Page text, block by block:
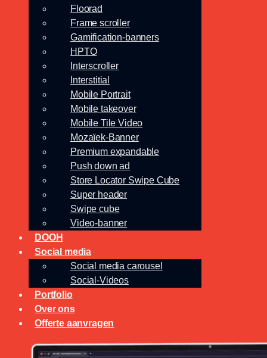
Floorad
Frame scroller
Gamification-banners
HPTO
Interscroller
Interstitial
Mobile Portrait
Mobile takeover
Mobile Tile Video
Mozaïek-Banner
Premium expandable
Push down ad
Store Locator Swipe Cube
Super header
Swipe cube
Video-banner
DOOH
Social media
Social media carousel
Social-Videos
Portfolio
Over ons
Offerte aanvragen